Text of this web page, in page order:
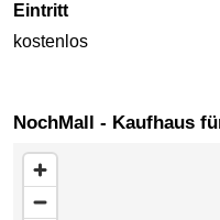
Eintritt
kostenlos
NochMall - Kaufhaus
Karte überspringen